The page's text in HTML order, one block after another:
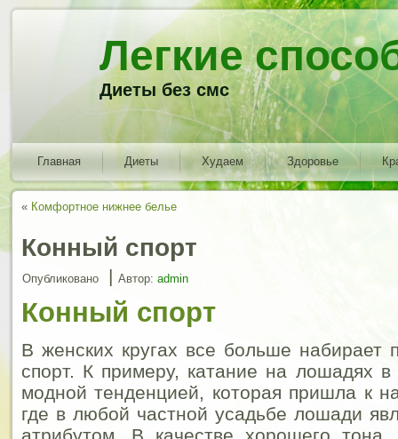
Легкие
Диеты без смс
Главная Диеты Худаем Здоровье
« Комфортное нижнее белье
Конный спорт
Опубликовано | Автор: admin
Конный спорт
В женских кругах все больше набирает
спорт. К примеру, катание на лошадях
модной тенденцией, которая пришла к
где в любой частной усадьбе лошади